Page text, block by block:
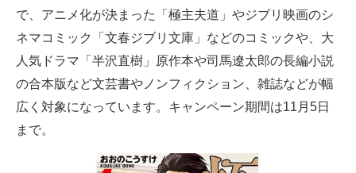
ITの今と未来を見通す
進化するPCとデバイスの未来
で、アニメ化が決まった「極主夫道」やジブリ映画のシ
ネマコミック「文春ジブリ文庫」などのコミックや、大
人気ドラマ「半沢直樹」原作本や司馬遼太郎の長編小説
の合本版など文芸書やノンフィクション、雑誌などが幅
広く対象になっています。キャンペーン期間は11月5日
まで。